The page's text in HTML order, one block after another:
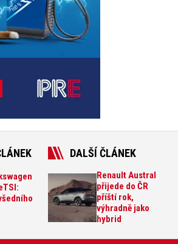
DALŠÍ ČLÁNEK
Renault Austral
přijede do ČR
příští rok,
výhradně jako
hybrid